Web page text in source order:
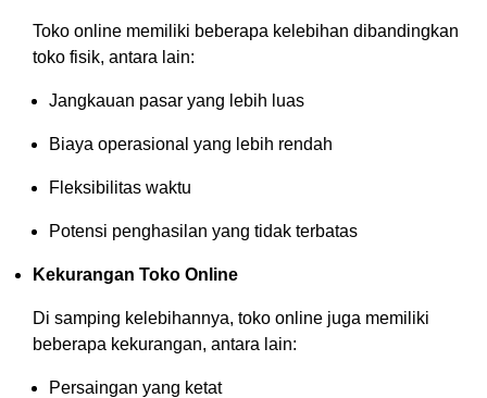
Toko online memiliki beberapa kelebihan dibandingkan
toko fisik, antara lain:
Jangkauan pasar yang lebih luas
Biaya operasional yang lebih rendah
Fleksibilitas waktu
Potensi penghasilan yang tidak terbatas
Kekurangan Toko Online
Di samping kelebihannya, toko online juga memiliki
beberapa kekurangan, antara lain:
Persaingan yang ketat